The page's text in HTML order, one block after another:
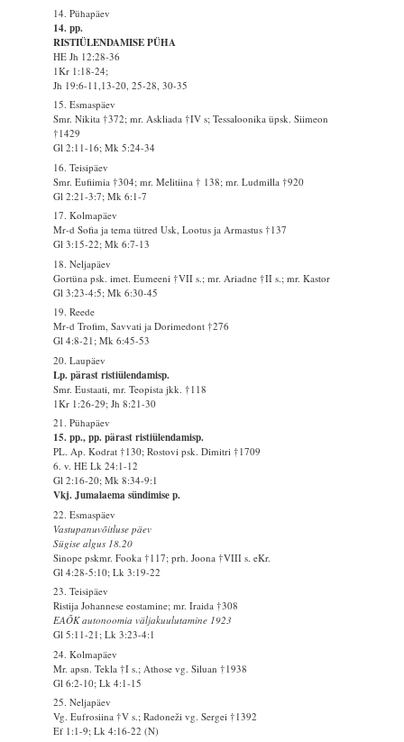
14. Pühapäev
14. pp.
RISTIÜLENDAMISE PÜHA
HE Jh 12:28-36
1Kr 1:18-24;
Jh 19:6-11,13-20, 25-28, 30-35
15. Esmaspäev
Smr. Nikita †372; mr. Askliada †IV s; Tessaloonika üpsk. Siimeon
†1429
Gl 2:11-16; Mk 5:24-34
16. Teisipäev
Smr. Eufiimia †304; mr. Melitiina † 138; mr. Ludmilla †920
Gl 2:21-3:7; Mk 6:1-7
17. Kolmapäev
Mr-d Sofia ja tema tütred Usk, Lootus ja Armastus †137
Gl 3:15-22; Mk 6:7-13
18. Neljapäev
Gortüna psk. imet. Eumeeni †VII s.; mr. Ariadne †II s.; mr. Kastor
Gl 3:23-4:5; Mk 6:30-45
19. Reede
Mr-d Trofim, Savvati ja Dorimedont †276
Gl 4:8-21; Mk 6:45-53
20. Laupäev
Lp. pärast ristiülendamisp.
Smr. Eustaati, mr. Teopista jkk. †118
1Kr 1:26-29; Jh 8:21-30
21. Pühapäev
15. pp., pp. pärast ristiülendamisp.
PL. Ap. Kodrat †130; Rostovi psk. Dimitri †1709
6. v. HE Lk 24:1-12
Gl 2:16-20; Mk 8:34-9:1
Vkj. Jumalaema sündimise p.
22. Esmaspäev
Vastupanuvõitluse päev
Sügise algus 18.20
Sinope pskmr. Fooka †117; prh. Joona †VIII s. eKr.
Gl 4:28-5:10; Lk 3:19-22
23. Teisipäev
Ristija Johannese eostamine; mr. Iraida †308
EAÕK autonoomia väljakuulutamine 1923
Gl 5:11-21; Lk 3:23-4:1
24. Kolmapäev
Mr. apsn. Tekla †I s.; Athose vg. Siluan †1938
Gl 6:2-10; Lk 4:1-15
25. Neljapäev
Vg. Eufrosiina †V s.; Radoneži vg. Sergei †1392
Ef 1:1-9; Lk 4:16-22 (N)